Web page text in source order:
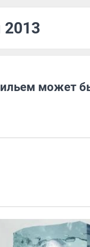
2013
может